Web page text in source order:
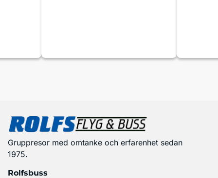
Gruppresor med omtanke och erfarenhet sedan
1975.
Rolfsbuss